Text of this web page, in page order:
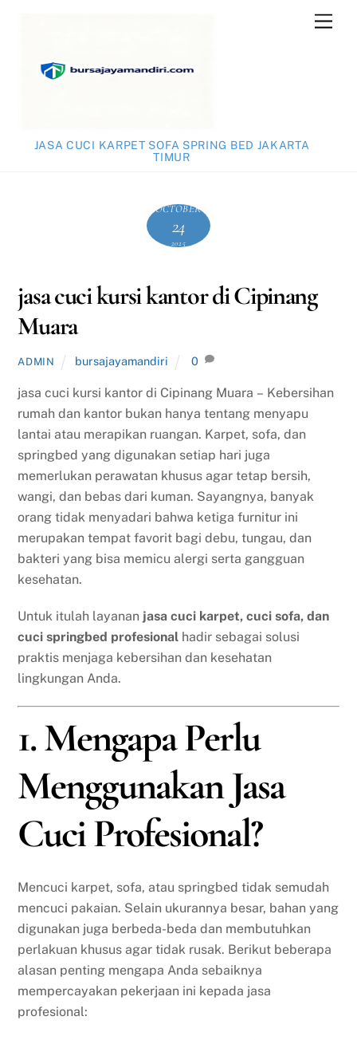
JASA CUCI KARPET SOFA SPRING BED JAKARTA
TIMUR
OCTOBER
24
2025
jasa cuci kursi kantor di Cipinang
Muara
ADMIN bursajayamandiri 0
jasa cuci kursi kantor di Cipinang Muara – Kebersihan
rumah dan kantor bukan hanya tentang menyapu
lantai atau merapikan ruangan. Karpet, sofa, dan
springbed yang digunakan setiap hari juga
memerlukan perawatan khusus agar tetap bersih,
wangi, dan bebas dari kuman. Sayangnya, banyak
orang tidak menyadari bahwa ketiga furnitur ini
merupakan tempat favorit bagi debu, tungau, dan
bakteri yang bisa memicu alergi serta gangguan
kesehatan.
Untuk itulah layanan jasa cuci karpet, cuci sofa, dan
cuci springbed profesional hadir sebagai solusi
praktis menjaga kebersihan dan kesehatan
lingkungan Anda.
1. Mengapa Perlu
Menggunakan Jasa
Cuci Profesional?
Mencuci karpet, sofa, atau springbed tidak semudah
mencuci pakaian. Selain ukurannya besar, bahan yang
digunakan juga berbeda-beda dan membutuhkan
perlakuan khusus agar tidak rusak. Berikut beberapa
alasan penting mengapa Anda sebaiknya
mempercayakan pekerjaan ini kepada jasa
profesional: